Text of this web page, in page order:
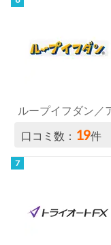
ループイフダン／
口コミ数： 19件